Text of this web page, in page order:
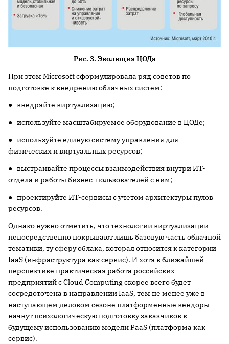
Рис. 3. Эволюция ЦОДа
При этом Microsoft сформулировала ряд советов по
подготовке к внедрению облачных систем:
● внедряйте виртуализацию;
● используйте масштабируемое оборудование в ЦОДе;
● используйте единую систему управления для
физических и виртуальных ресурсов;
● выстраивайте процессы взаимодействия внутри ИТ-
отдела и работы бизнес-пользователей с ним;
● проектируйте ИТ-сервисы с учетом архитектуры пулов
ресурсов.
Однако нужно отметить, что технологии виртуализации
непосредственно покрывают лишь базовую часть облачной
тематики, ту сферу облака, которая относится к категории
IaaS (инфраструктура как сервис). И хотя в ближайшей
перспективе практическая работа российских
предприятий с Cloud Computing скорее всего будет
сосредоточена в направлении IaaS, тем не менее уже в
наступающем деловом сезоне платформенные вендоры
начнут психологическую подготовку заказчиков к
будущему использованию модели PaaS (платформа как
сервис).